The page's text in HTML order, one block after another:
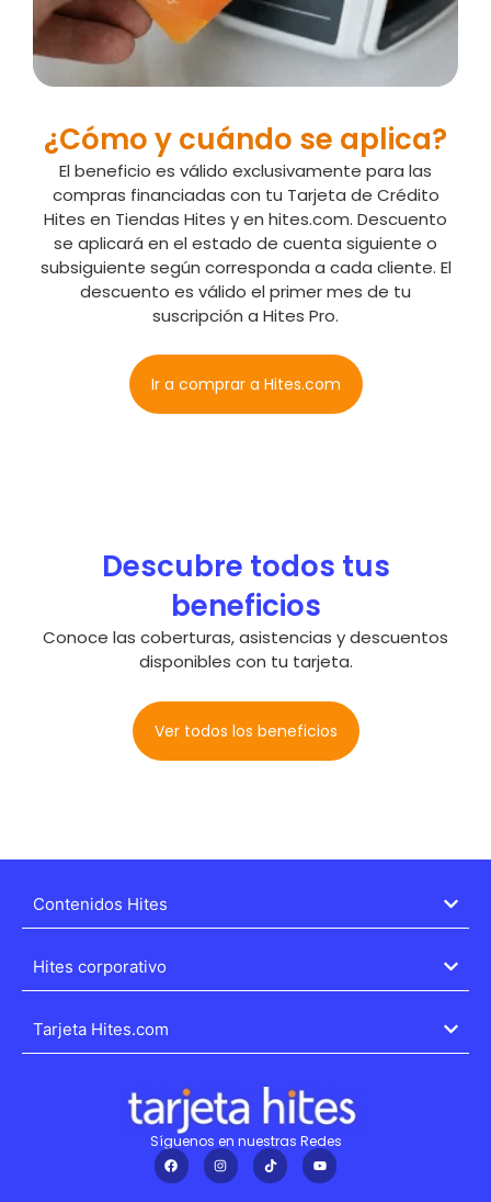
¿Cómo y cuándo se aplica?
El beneficio es válido exclusivamente para las
compras financiadas con tu Tarjeta de Crédito
Hites en Tiendas Hites y en hites.com. Descuento
se aplicará en el estado de cuenta siguiente o
subsiguiente según corresponda a cada cliente. El
descuento es válido el primer mes de tu
suscripción a Hites Pro.
Ir a comprar a Hites.com
Descubre todos tus
beneficios
Conoce las coberturas, asistencias y descuentos
disponibles con tu tarjeta.
Ver todos los beneficios
Contenidos Hites
Hites corporativo
Tarjeta Hites.com
Síguenos en nuestras Redes